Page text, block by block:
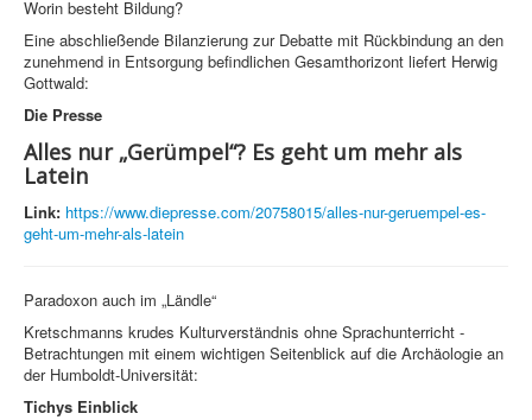
Worin besteht Bildung?
Eine abschließende Bilanzierung zur Debatte mit Rückbindung an den
zunehmend in Entsorgung befindlichen Gesamthorizont liefert Herwig
Gottwald:
Die Presse
Alles nur „Gerümpel“? Es geht um mehr als
Latein
Link: https://www.diepresse.com/20758015/alles-nur-geruempel-es-
geht-um-mehr-als-latein
Paradoxon auch im „Ländle“
Kretschmanns krudes Kulturverständnis ohne Sprachunterricht -
Betrachtungen mit einem wichtigen Seitenblick auf die Archäologie an
der Humboldt-Universität:
Tichys Einblick